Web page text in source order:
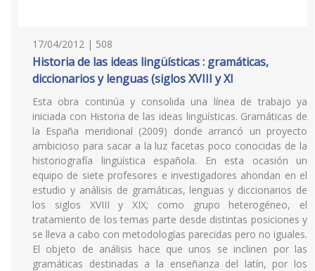
17/04/2012 | 508
Historia de las ideas lingüísticas : gramáticas,
diccionarios y lenguas (siglos XVIII y XI
Esta obra continúa y consolida una línea de trabajo ya
iniciada con Historia de las ideas lingüísticas. Gramáticas de
la España meridional (2009) donde arrancó un proyecto
ambicioso para sacar a la luz facetas poco conocidas de la
historiografía lingüística española. En esta ocasión un
equipo de siete profesores e investigadores ahondan en el
estudio y análisis de gramáticas, lenguas y diccionarios de
los siglos XVIII y XIX; como grupo heterogéneo, el
tratamiento de los temas parte desde distintas posiciones y
se lleva a cabo con metodologías parecidas pero no iguales.
El objeto de análisis hace que unos se inclinen por las
gramáticas destinadas a la enseñanza del latín, por los